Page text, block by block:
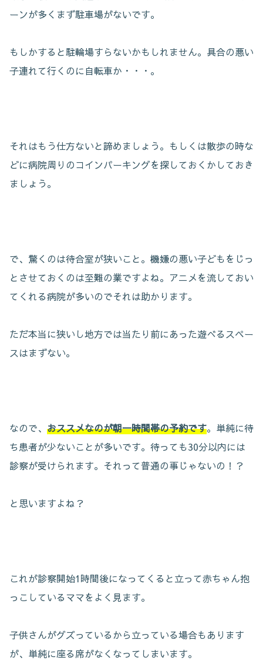
ーンが多くまず駐車場がないです。
もしかすると駐輪場すらないかもしれません。具合の悪い
子連れて行くのに自転車か・・・。
それはもう仕方ないと諦めましょう。もしくは散歩の時な
どに病院周りのコインパーキングを探しておくかしておき
ましょう。
で、驚くのは待合室が狭いこと。機嫌の悪い子どもをじっ
とさせておくのは至難の業ですよね。アニメを流しておい
てくれる病院が多いのでそれは助かります。
ただ本当に狭いし地方では当たり前にあった遊べるスペー
スはまずない。
なので、 おススメなのが朝一時間帯の予約です。単純に待
ち患者が少ないことが多いです。待っても30分以内には
診察が受けられます。それって普通の事じゃないの！？
と思いますよね？
これが診察開始1時間後になってくると立って赤ちゃん抱
っこしているママをよく見ます。
子供さんがグズっているから立っている場合もあります
が、単純に座る席がなくなってしまいます。